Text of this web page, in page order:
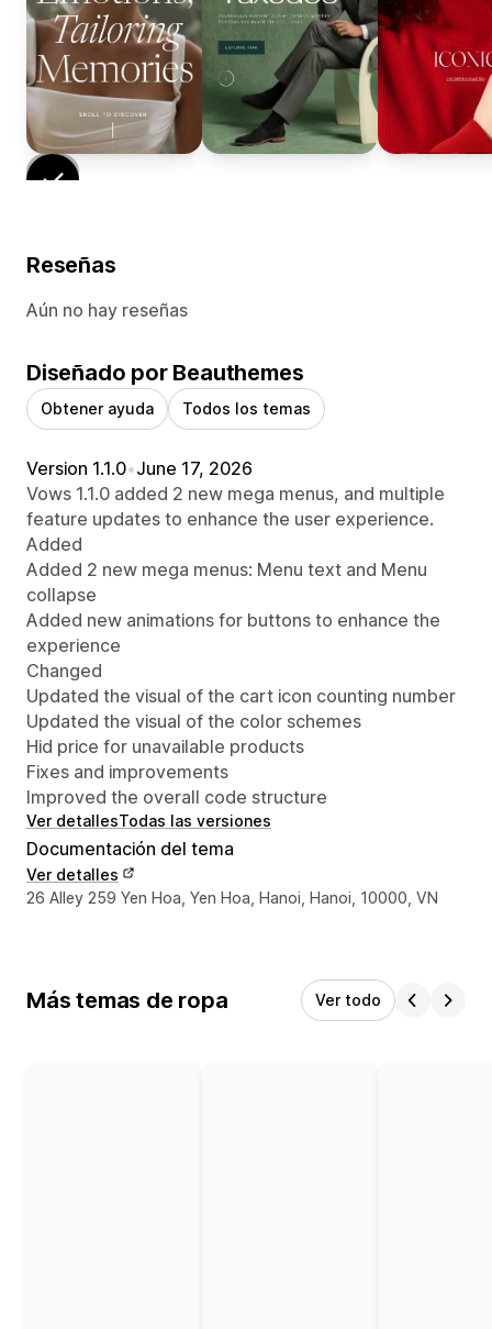
Reseñas
Aún no hay reseñas
Diseñado por Beauthemes
Obtener ayuda Todos los temas
Version 1.1.0•June 17, 2026
Vows 1.1.0 added 2 new mega menus, and multiple
feature updates to enhance the user experience.
Added
Added 2 new mega menus: Menu text and Menu
collapse
Added new animations for buttons to enhance the
experience
Changed
Updated the visual of the cart icon counting number
Updated the visual of the color schemes
Hid price for unavailable products
Fixes and improvements
Improved the overall code structure
Ver detallesTodas las versiones
Documentación del tema
Ver detalles
Detalles de contacto del diseñador
26 Alley 259 Yen Hoa, Yen Hoa, Hanoi, Hanoi, 10000, VN
Más temas de ropa Ver todo